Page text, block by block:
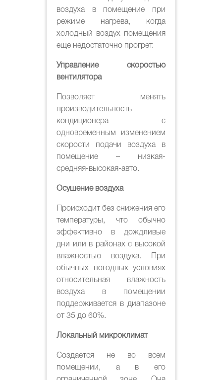
воздуха в помещение при
режиме нагрева, когда
холодный воздух помещения
еще недостаточно прогрет.
Управление скоростью
вентилятора
Позволяет менять
производительность
кондиционера с
одновременным изменением
скорости подачи воздуха в
помещение – низкая-
средняя-высокая-авто.
Осушение воздуха
Происходит без снижения его
температуры, что обычно
эффективно в дождливые
дни или в районах с высокой
влажностью воздуха. При
обычных погодных условиях
относительная влажность
воздуха в помещении
поддерживается в диапазоне
от 35 до 60%.
Локальный микроклимат
Создается не во всем
помещении, а в его